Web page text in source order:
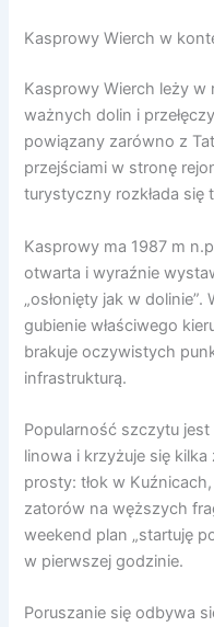
Kasprowy Wierch w
Kasprowy Wierch leży w
ważnych dolin i
powiązany zarówno z
przejściami w stronę
turystyczny rozkłada się
Kasprowy ma 1987 m
otwarta i wyraźnie
„osłonięty jak w dolinie”.
gubienie właściwego
brakuje oczywistych
infrastrukturą.
Popularność szczytu
linowa i krzyżuje się
prosty: tłok w
zatorów na węższych
weekend plan „startuję
w pierwszej godzinie.
Poruszanie się odbywa